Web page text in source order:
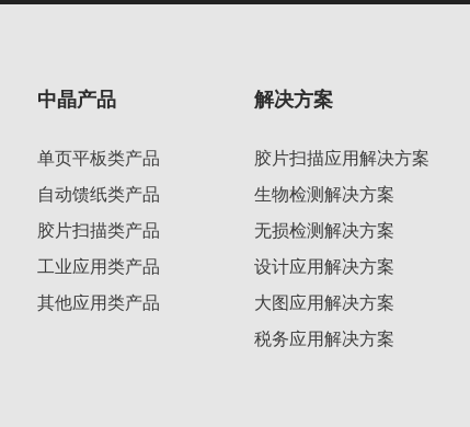
中晶产品
单页平板类产品
自动馈纸类产品
胶片扫描类产品
工业应用类产品
其他应用类产品
解决方案
胶片扫描应用解决方案
生物检测解决方案
无损检测解决方案
设计应用解决方案
大图应用解决方案
税务应用解决方案